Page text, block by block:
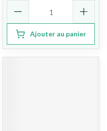
Ajouter au panier